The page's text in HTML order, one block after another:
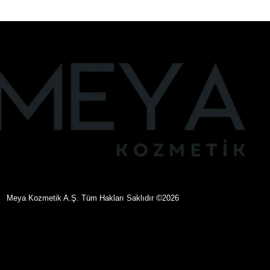
Kozmetik A.Ş. Tüm Hakları Saklıdır ©2026